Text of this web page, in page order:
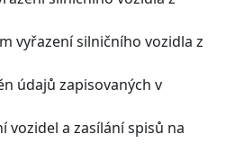
vyřazení silničního vozidla z
údajů zapisovaných v
vozidel a zasílání spisů na